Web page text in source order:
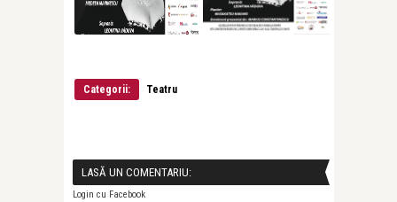
Categorii: Teatru
LASĂ UN COMENTARIU:
Login cu Facebook